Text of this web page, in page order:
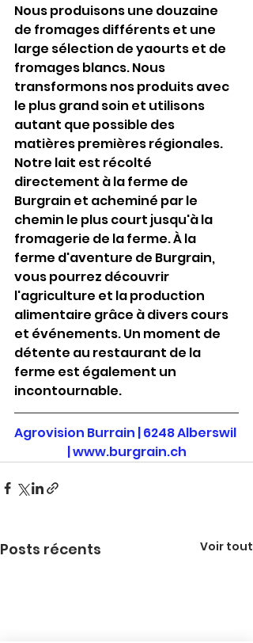
Nous produisons une douzaine
de fromages différents et une
large sélection de yaourts et de
fromages blancs. Nous
transformons nos produits avec
le plus grand soin et utilisons
autant que possible des
matières premières régionales.
Notre lait est récolté
directement à la ferme de
Burgrain et acheminé par le
chemin le plus court jusqu'à la
fromagerie de la ferme. À la
ferme d'aventure de Burgrain,
vous pourrez découvrir
l'agriculture et la production
alimentaire grâce à divers cours
et événements. Un moment de
détente au restaurant de la
ferme est également un
incontournable.
Agrovision Burrain | 6248 Alberswil
| www.burgrain.ch
Posts récents Voir tout